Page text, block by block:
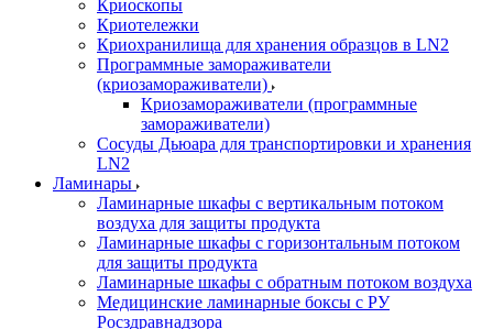
Криоскопы
Криотележки
Криохранилища для хранения образцов в LN2
Программные замораживатели
(криозамораживатели)
Криозамораживатели (программные
замораживатели)
Сосуды Дьюара для транспортировки и хранения
LN2
Ламинары
Ламинарные шкафы с вертикальным потоком
воздуха для защиты продукта
Ламинарные шкафы с горизонтальным потоком
для защиты продукта
Ламинарные шкафы с обратным потоком воздуха
Медицинские ламинарные боксы с РУ
Росздравнадзора